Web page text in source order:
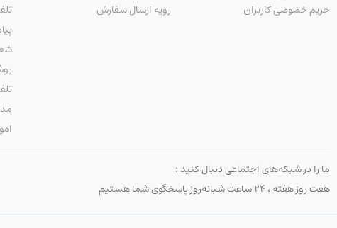
حریم خصوصی کاربران
رویه ارسال سفارش
تلفن
پیامک :
ما را در شبکه‌های اجتماعی دنبال کنید :
هفت روز هفته ، ۲۴ ساعت شبانه‌روز پاسخگوی شما هستیم